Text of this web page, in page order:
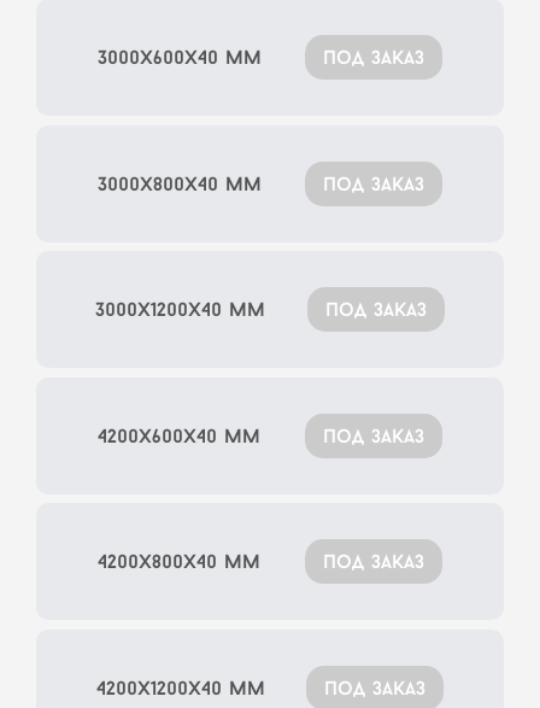
3000x600x40 мм под заказ
3000x800x40 мм под заказ
3000x1200x40 мм под заказ
4200x600x40 мм под заказ
4200x800x40 мм под заказ
4200x1200x40 мм под заказ